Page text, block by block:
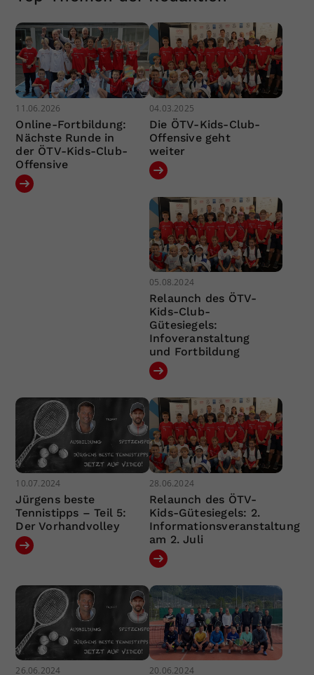
11.06.2026
Online-Fortbildung:
Nächste Runde in
der ÖTV-Kids-Club-
Offensive
04.03.2025
Die ÖTV-Kids-Club-
Offensive geht
weiter
05.08.2024
Relaunch des ÖTV-
Kids-Club-
Gütesiegels:
Infoveranstaltung
und Fortbildung
10.07.2024
Jürgens beste
Tennistipps – Teil 5:
Der Vorhandvolley
28.06.2024
Relaunch des ÖTV-
Kids-Gütesiegels: 2.
Informationsveranstaltung
am 2. Juli
26.06.2024 20.06.2024